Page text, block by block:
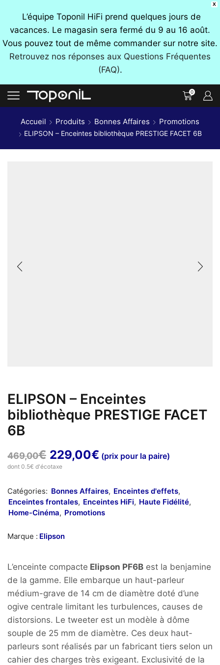
X
L’équipe Toponil HiFi prend quelques jours de
vacances. Le magasin sera fermé du 9 au 16 août.
Vous pouvez tout de même commander sur notre site.
Retrouvez nos réponses aux Questions Fréquentes
(FAQ).
0
Accueil Produits Bonnes Affaires Promotions
ELIPSON – Enceintes bibliothèque PRESTIGE FACET 6B
ELIPSON – Enceintes
bibliothèque PRESTIGE FACET
6B
469,00€ Le
prix
était :
469,00€.
229,00€ Le
est :
229,00€.
(prix pour la paire)
dont 0.5€ d'écotaxe
Catégories: Bonnes Affaires, Enceintes d'effets,
Enceintes frontales, Enceintes HiFi, Haute Fidélité,
Home-Cinéma, Promotions
Marque : Elipson
L’enceinte compacte Elipson PF6B est la benjamine
de la gamme. Elle embarque un haut-parleur
médium-grave de 14 cm de diamètre doté d’une
ogive centrale limitant les turbulences, causes de
distorsions. Le tweeter est un modèle à dôme
souple de 25 mm de diamètre. Ces deux haut-
parleurs sont réalisés par un fabricant tiers selon un
cahier des charges très exigeant. Exclusivité de la